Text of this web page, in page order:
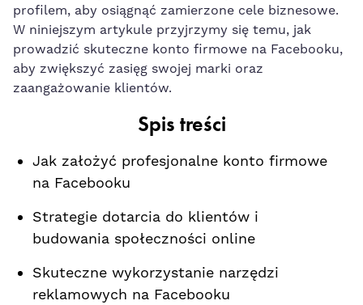
profilem,‍ aby osiągnąć zamierzone cele⁤ biznesowe.
W niniejszym artykule przyjrzymy się temu, jak
prowadzić skuteczne ⁤konto firmowe‍ na Facebooku,
aby zwiększyć zasięg swojej marki oraz
zaangażowanie klientów.
Spis treści
Jak założyć profesjonalne​ konto firmowe
na Facebooku
Strategie dotarcia do ⁢klientów i
budowania ​społeczności online
Skuteczne wykorzystanie narzędzi ​
reklamowych na Facebooku